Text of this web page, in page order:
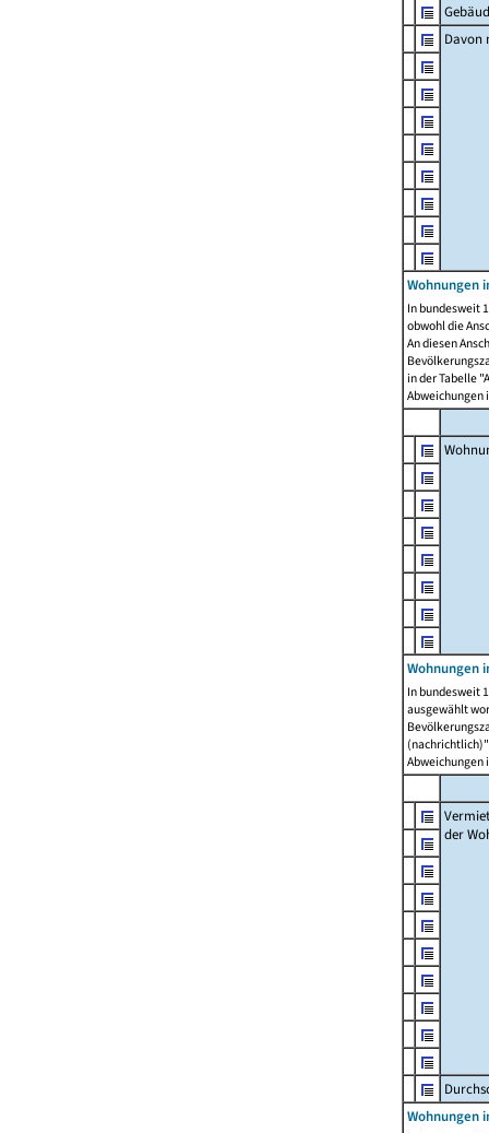
Davon
Wohnungen
In bundesweit
obwohl die
An diesen
in der Tabelle
Abweichungen
Wohnungen
In bundesweit
ausgewählt
Abweichungen
der
Wohnungen